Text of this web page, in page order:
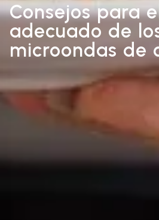
Consejos para
adecuado de
microondas de